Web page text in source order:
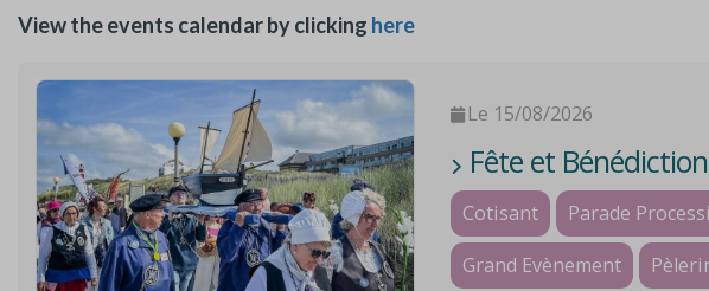
View the events calendar by clicking here
Le 15/08/2026
Fête et
Cotisant
Parade
Grand Evènement